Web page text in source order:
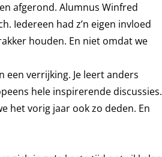
afgerond. Alumnus Winfred
Iedereen had z’n eigen invloed
houden. En niet omdat we
een verrijking. Je leert anders
hele inspirerende discussies.
het vorig jaar ook zo deden. En